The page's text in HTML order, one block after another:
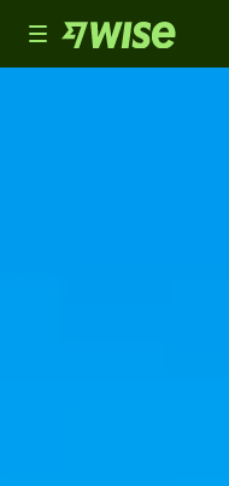
Toggle
navigation